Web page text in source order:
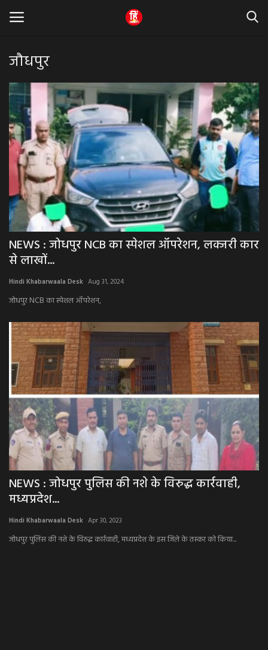
Home
धर्म & ज्योतिष
बड़ी खबर
मध्यप्रदेश
राजस्थान
व्यापार व्यवसाय
राजनीती
अपराध
मनोरंजन
खेल
एजुकेशन & करियर
हेल्थ & लाइफ स्टाइल
वीडियो
Gallery
जौधपुर
NEWS : जोधपुर NCB का स्पेशल ऑपरेशन, लक्जरी कार
से लाखों...
Hindi Khabarwaala Desk Aug 31, 2024
जोधपुर NCB का स्पेशल ऑपरेशन,
NEWS : जोधपुर पुलिस की नशे के विरुद्ध कार्रवाही,
मध्यप्रदेश...
Hindi Khabarwaala Desk Apr 30, 2023
जोधपुर पुलिस की नशे के विरुद्ध कार्रवाही, मध्यप्रदेश के इस जिले के तस्कर को किया...